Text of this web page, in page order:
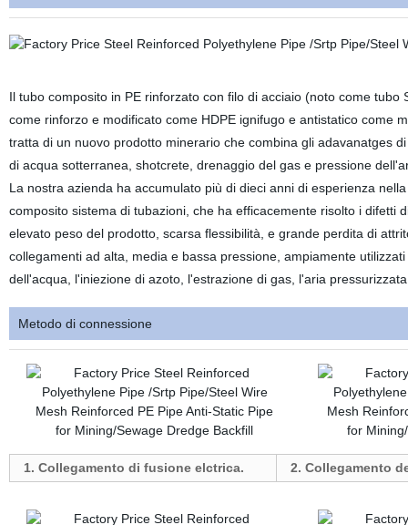
Il tubo composito in PE rinforzato con filo di acciaio (noto come
come rinforzo e modificato come HDPE ignifugo e antistatico come
tratta di un nuovo prodotto minerario che combina gli adavanatges
di acqua sotterranea, shotcrete, drenaggio del gas e pressione
La nostra azienda ha accumulato più di dieci anni di esperienza
composito sistema di tubazioni, che ha efficacemente risolto i
elevato peso del prodotto, scarsa flessibilità, e grande perdita di
collegamenti ad alta, media e bassa pressione, ampiamente
dell'acqua, l'iniezione di azoto, l'estrazione di gas, l'aria
Metodo di connessione
1. Collegamento di fusione elctrica. 2. Collegamento